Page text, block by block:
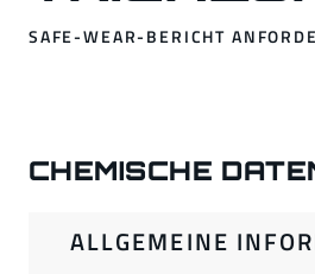
SAFE-WEAR-BERICHT
CHEMISCHE
ALLGEMEINE